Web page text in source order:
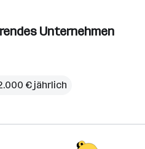
Unternehmen
€ jährlich